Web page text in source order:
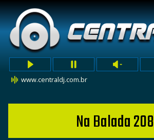
www.centraldj.com.br
Na Balada 208